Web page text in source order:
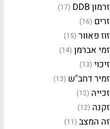
זרמון DDB (17)
זרים (16)
זוז פאוור (15)
זמי אברמן (14)
זיכוי (13)
זמיר דחב"ש (13)
זכייה (12)
זקנה (12)
זה המצב (11)